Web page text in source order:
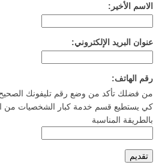
الاسم الأخير:
عنوان البريد الإلكتروني:
رقم الهاتف:
من فضلك تأكد من وضع رقم تليفونك
كي يستطيع قسم خدمة كبار الشخصيات من
بالطريقة المناسبة